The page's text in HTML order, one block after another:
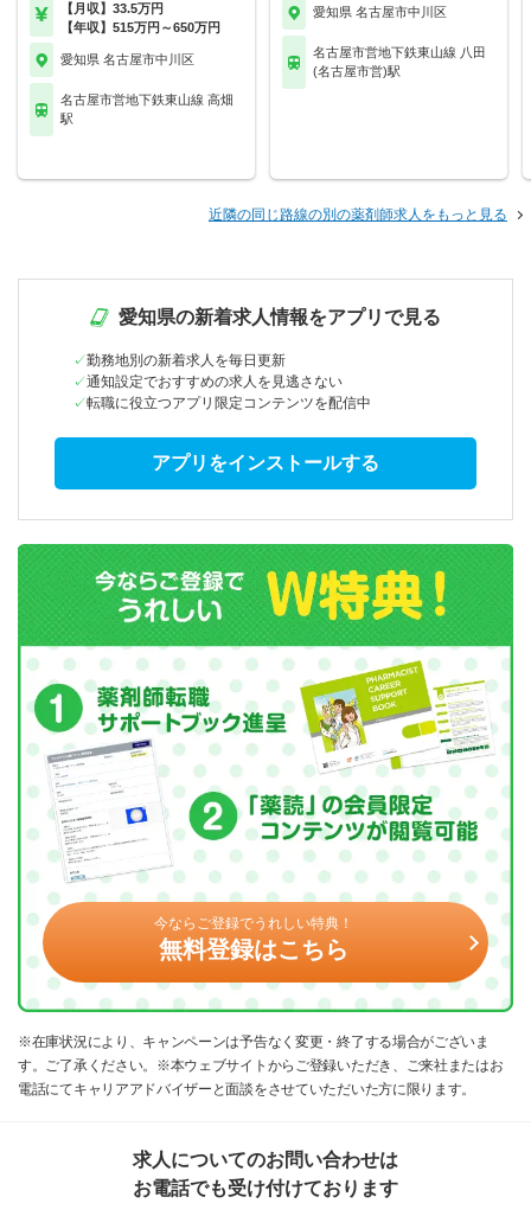
【月収】33.5万円
【年収】515万円～650万円
愛知県 名古屋市中川区
名古屋市営地下鉄東山線 高畑
駅
愛知県 名古屋市中川区
名古屋市営地下鉄東山線 八田
(名古屋市営)駅
近隣の同じ路線の別の薬剤師求人をもっと見る
愛知県の新着求人情報をアプリで見る
勤務地別の新着求人を毎日更新
通知設定でおすすめの求人を見逃さない
転職に役立つアプリ限定コンテンツを配信中
アプリをインストールする
今ならご登録でうれしい特典！
無料登録はこちら
※在庫状況により、キャンペーンは予告なく変更・終了する場合がございま
す。ご了承ください。※本ウェブサイトからご登録いただき、ご来社またはお
電話にてキャリアアドバイザーと面談をさせていただいた方に限ります。
求人についてのお問い合わせは
お電話でも受け付けております